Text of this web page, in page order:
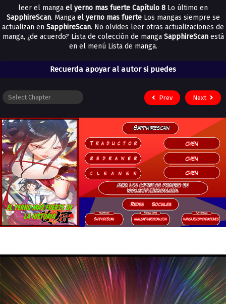
leer el manga el yerno mas fuerte Capítulo 8 Lo último en
SapphireScan. Manga el yerno mas fuerte Los mangas siempre se
actualizan en SapphireScan. No olvides leer otras actualizaciones de
manga, ¿de acuerdo? Lista de colección de manga SapphireScanestá
en el menú Lista de manga.
Recuerda apoyar al autor si puedes
Prev Next